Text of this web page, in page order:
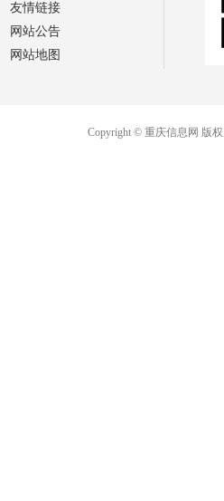
友情链接
网站公告
网站地图
Copyright © 重庆信息网 版